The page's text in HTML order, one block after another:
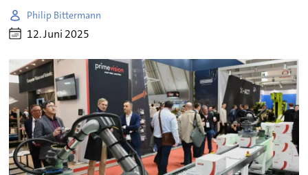
Philip Bittermann
12. Juni 2025